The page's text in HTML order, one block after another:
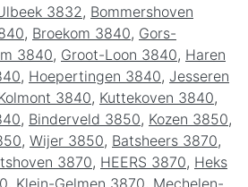
3832 , Bommershoven
, Broekom 3840, Gors-
3840, Groot-Loon 3840, Haren
, Hoepertingen 3840, Jesseren
3840, Kuttekoven 3840,
, Binderveld 3850, Kozen 3850,
, Wijer 3850, Batsheers 3870,
3870, HEERS 3870, Heks
, Klein-Gelmen 3870, Mechelen-